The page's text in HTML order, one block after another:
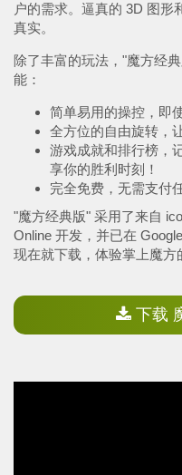
户的需求。逼真的 3D 图形
真实。
除了丰富的玩法，"魔方经
能：
简单易用的操控，即
全方位的自由旋转，
游戏成就和排行榜，
享你的胜利时刻！
完全免费，无需支付
"魔方经典版" 采用了来自
Online 开发，并已在
现在就下载，体验掌上魔方
下载